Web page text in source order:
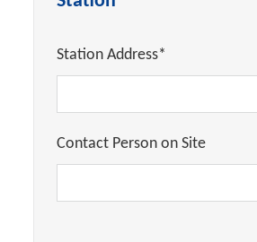
Station Address*
Contact Person on Site